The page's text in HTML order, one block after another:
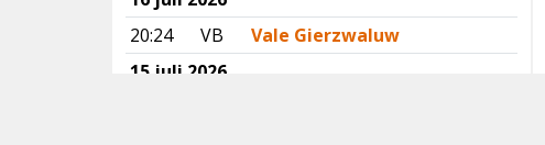
20:24
VB
Vale Gierzwaluw
15 juli 2026